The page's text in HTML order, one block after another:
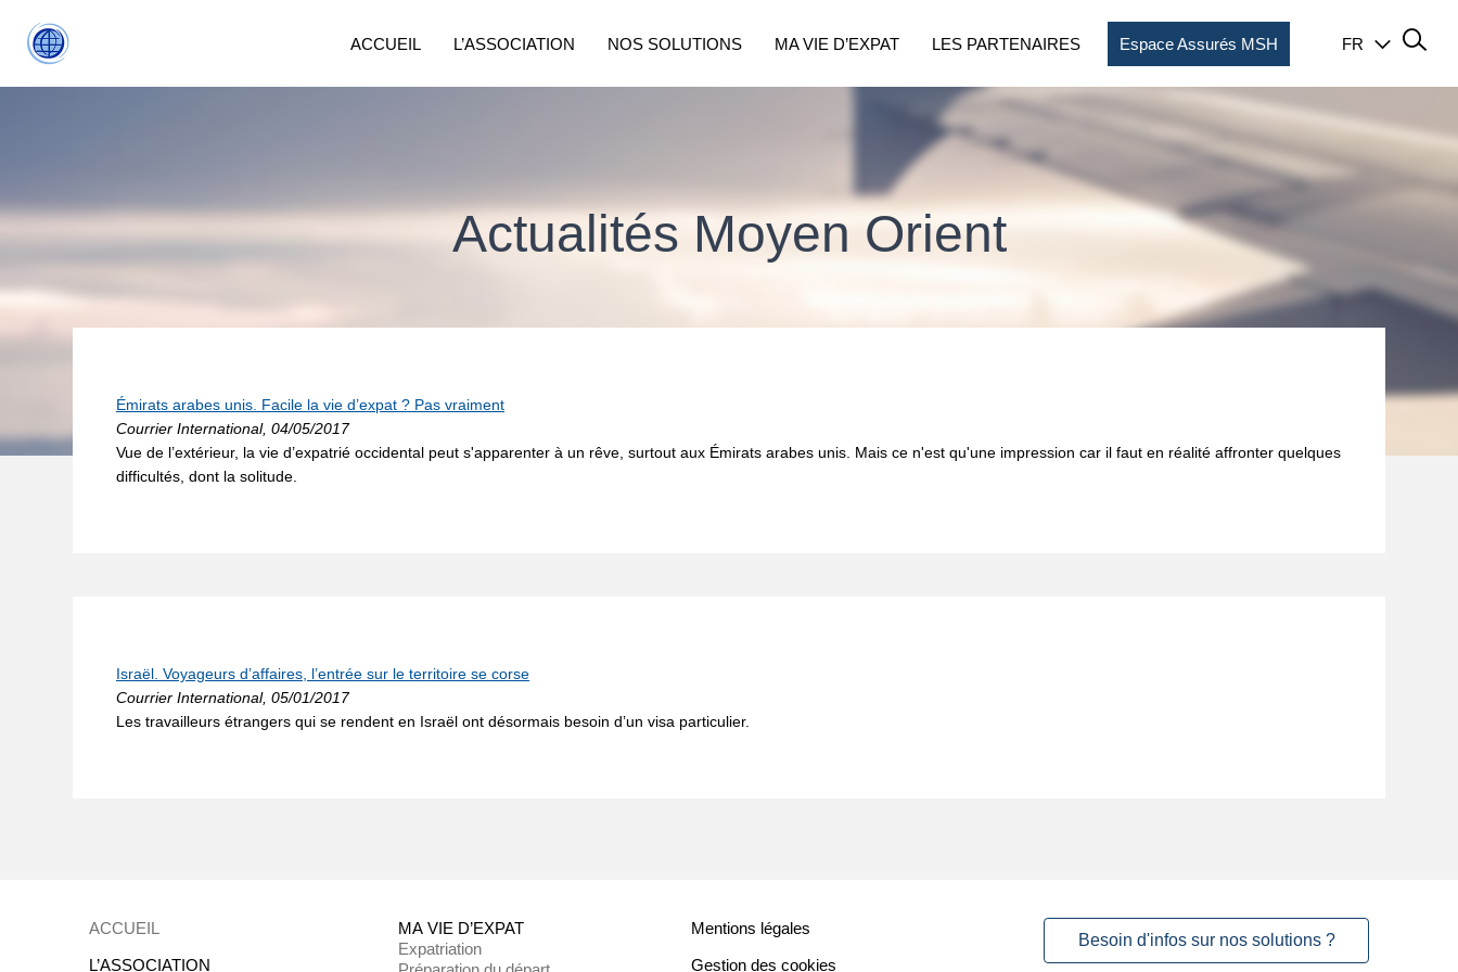
ACCUEIL L’ASSOCIATION NOS SOLUTIONS MA VIE D’EXPAT LES PARTENAIRES Espace Assurés MSH FR
Actualités Moyen Orient
Émirats arabes unis. Facile la vie d’expat ? Pas vraiment
Courrier International, 04/05/2017
Vue de l’extérieur, la vie d’expatrié occidental peut s'apparenter à un rêve, surtout aux Émirats arabes unis. Mais ce n'est qu'une impression car il faut en réalité affronter quelques
difficultés, dont la solitude.
Israël. Voyageurs d’affaires, l’entrée sur le territoire se corse
Courrier International, 05/01/2017
Les travailleurs étrangers qui se rendent en Israël ont désormais besoin d’un visa particulier.
ACCUEIL
L’ASSOCIATION
MA VIE D’EXPAT
Expatriation
Mentions légales
Gestion des cookies
Besoin d'infos sur nos solutions ?